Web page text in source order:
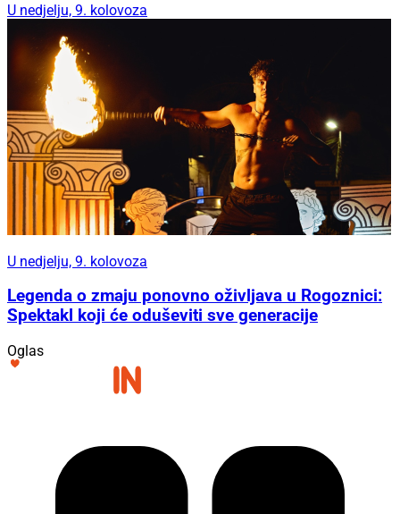
U nedjelju, 9. kolovoza
U nedjelju, 9. kolovoza
Legenda o zmaju ponovno oživljava u Rogoznici:
Spektakl koji će oduševiti sve generacije
Oglas